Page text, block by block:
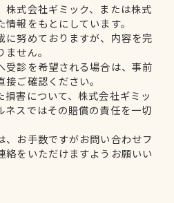
株式会社ギミック、または株式
報をもとにしています。
に努めておりますが、内容を完
せん。
受診を希望される場合は、事前
ご確認ください。
損害について、株式会社ギミッ
ネスではその賠償の責任を一切
、お手数ですがお問い合わせフ
絡をいただけますようお願いい